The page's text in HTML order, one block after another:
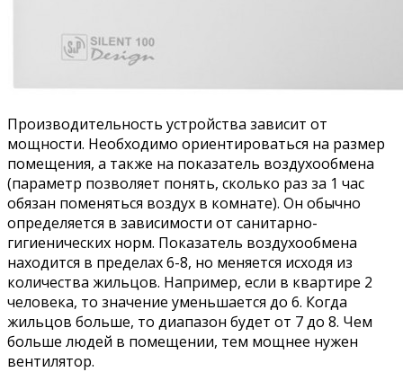
Производительность устройства зависит от
мощности. Необходимо ориентироваться на размер
помещения, а также на показатель воздухообмена
(параметр позволяет понять, сколько раз за 1 час
обязан поменяться воздух в комнате). Он обычно
определяется в зависимости от санитарно-
гигиенических норм. Показатель воздухообмена
находится в пределах 6-8, но меняется исходя из
количества жильцов. Например, если в квартире 2
человека, то значение уменьшается до 6. Когда
жильцов больше, то диапазон будет от 7 до 8. Чем
больше людей в помещении, тем мощнее нужен
вентилятор.